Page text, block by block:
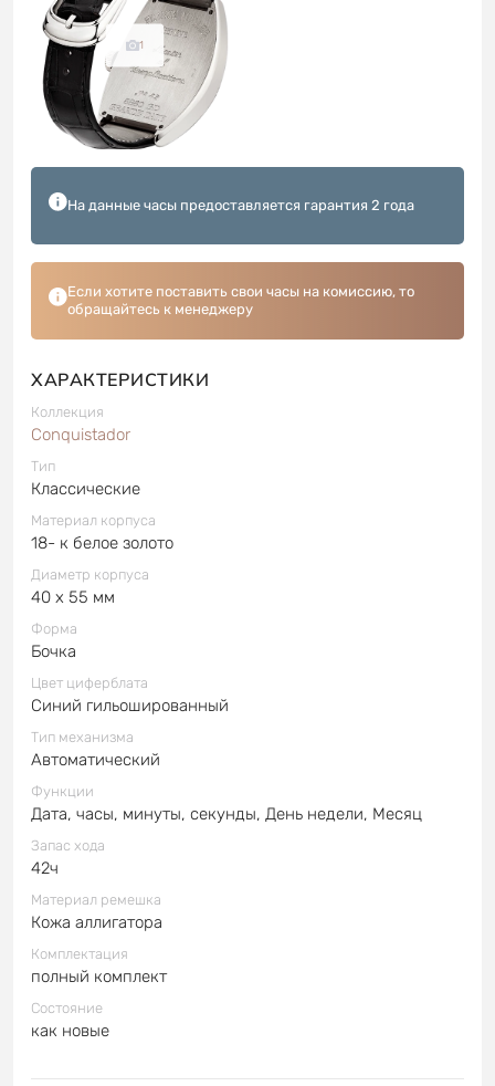
1
На данные часы предоставляется гарантия 2 года
Если хотите поставить свои часы на комиссию, то
обращайтесь к менеджеру
ХАРАКТЕРИСТИКИ
Коллекция
Conquistador
Тип
Классические
Материал корпуса
18- к белое золото
Диаметр корпуса
40 x 55 мм
Форма
Бочка
Цвет циферблата
Синий гильошированный
Тип механизма
Автоматический
Функции
Дата, часы, минуты, секунды, День недели, Месяц
Запас хода
42ч
Материал ремешка
Кожа аллигатора
Комплектация
полный комплект
Состояние
как новые